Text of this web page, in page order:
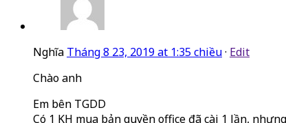
Nghĩa Tháng 8 23, 2019 at 1:35 chiều· Edit
Chào anh
Em bên TGDD
Có 1 KH mua bản quyền office đã cài 1 lần,